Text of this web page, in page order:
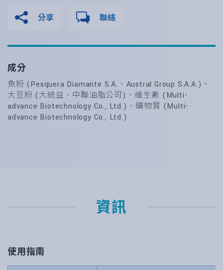
分享 聯絡
成分
魚粉 (Pesquera Diamante S.A.、Austral Group S.A.A.)、
大豆粉 (大統益、中聯油脂公司)、維生素 (Multi-
advance Biotechnology Co., Ltd.)、礦物質 (Multi-
advance Biotechnology Co., Ltd.)
資訊
使用指南